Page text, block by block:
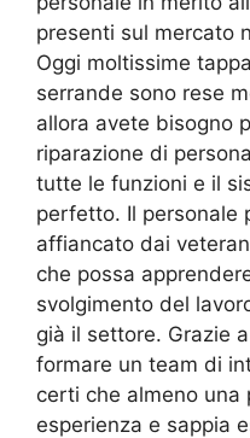
presenti sul mercato
Oggi moltissime
serrande sono rese
allora avete bisogno
riparazione di
tutte le funzioni e il
perfetto. Il personale
affiancato dai
che possa
svolgimento del
già il settore. Grazie
formare un team di
certi che almeno una
esperienza e sappia